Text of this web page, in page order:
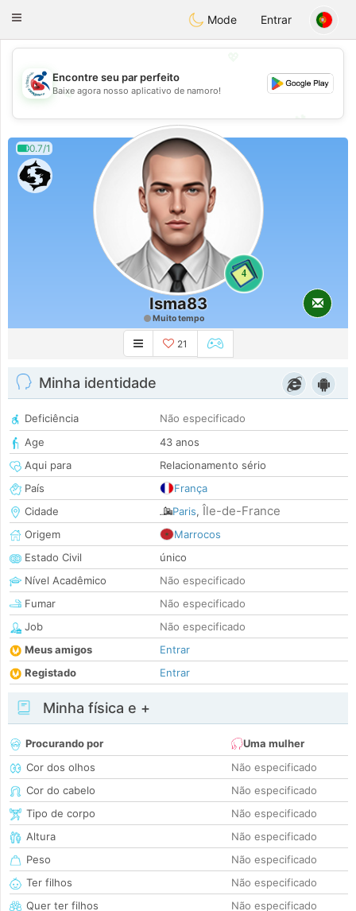
Handi Space
Toggle
Mode Entrar
💖
💕
💕
Encontre seu par perfeito
Baixe agora nosso aplicativo de namoro!
0.7/1
4
Isma83
Muito tempo
21
Minha identidade
Deficiência
Não especificado
Age
43 anos
Aqui para
Relacionamento sério
País
França
Cidade
Paris, Île-de-France
Origem
Marrocos
Estado Civil
único
Nível Acadêmico
Não especificado
Fumar
Não especificado
Job
Não especificado
Meus amigos
Entrar
Registado
Entrar
Minha física e +
Procurando por
Uma mulher
Cor dos olhos
Não especificado
Cor do cabelo
Não especificado
Tipo de corpo
Não especificado
Altura
Não especificado
Peso
Não especificado
Ter filhos
Não especificado
Quer ter filhos
Não especificado